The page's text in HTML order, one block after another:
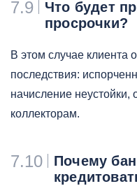
7.9
Что будет
просрочки?
В этом случае
последствия:
начисление неустойки,
коллекторам.
7.10
Почему